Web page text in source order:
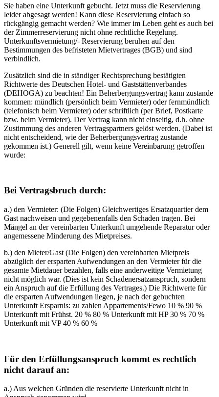
Sie haben eine Unterkunft gebucht. Jetzt muss die Reservierung
leider abgesagt werden! Kann diese Reservierung einfach so
rückgängig gemacht werden? Wie immer im Leben geht es auch bei
der Zimmerreservierung nicht ohne rechtliche Regelung.
Unterkunftsvermietung/- Reservierung beruhen auf den
Bestimmungen des befristeten Mietvertrages (BGB) und sind
verbindlich.
Zusätzlich sind die in ständiger Rechtsprechung bestätigten
Richtwerte des Deutschen Hotel- und Gaststättenverbandes
(DEHOGA) zu beachten! Ein Beherbergungsvertrag kann zustande
kommen: mündlich (persönlich beim Vermieter) oder fernmündlich
(telefonisch beim Vermieter) oder schriftlich (per Brief, Postkarte
bzw. beim Vermieter). Der Vertrag kann nicht einseitig, d.h. ohne
Zustimmung des anderen Vertragspartners gelöst werden. (Dabei ist
nicht entscheidend, wie der Beherbergungsvertrag zustande
gekommen ist.) Generell gilt, wenn keine Vereinbarung getroffen
wurde:
Bei Vertragsbruch durch:
a.) den Vermieter: (Die Folgen) Gleichwertiges Ersatzquartier dem
Gast nachweisen und gegebenenfalls den Schaden tragen. Bei
Mängel an der vereinbarten Unterkunft umgehende Reparatur oder
angemessene Minderung des Mietpreises.
b.) den Mieter/Gast (Die Folgen) den vereinbarten Mietpreis
abzüglich der ersparten Aufwendungen an den Vermieter für die
gesamte Mietdauer bezahlen, falls eine anderweitige Vermietung
nicht möglich war. (Dies ist kein Schadenersatzanspruch, sondern
ein Anspruch auf die Erfüllung des Vertrages.) Die Richtwerte für
die ersparten Aufwendungen liegen, je nach der gebuchten
Unterkunft Ersparnis: zu zahlen Appartements/Fewo 10 % 90 %
Unterkunft mit Frühst. 20 % 80 % Unterkunft mit HP 30 % 70 %
Unterkunft mit VP 40 % 60 %
Für den Erfüllungsanspruch kommt es rechtlich
nicht darauf an:
a.) Aus welchen Gründen die reservierte Unterkunft nicht in